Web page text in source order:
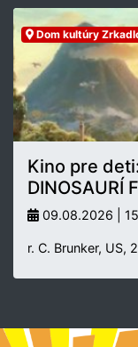
Dom kultúry
Kino pre
DINOSAURÍ
09.08.2026 |
r. C. Brunker, US,